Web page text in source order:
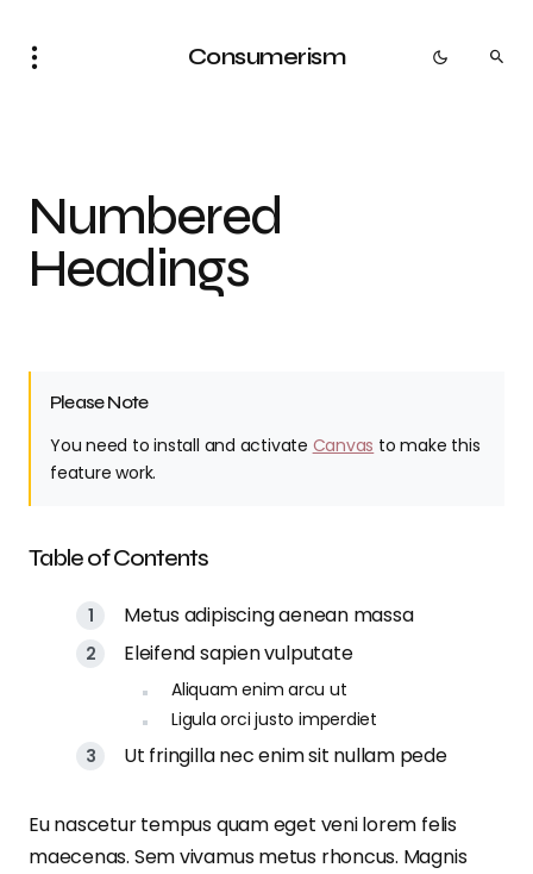
Consumerism
Numbered
Headings
Please Note
You need to install and activate Canvas to make this
feature work.
Table of Contents
Metus adipiscing aenean massa
Eleifend sapien vulputate
Aliquam enim arcu ut
Ligula orci justo imperdiet
Ut fringilla nec enim sit nullam pede
Eu nascetur tempus quam eget veni lorem felis
maecenas. Sem vivamus metus rhoncus. Magnis